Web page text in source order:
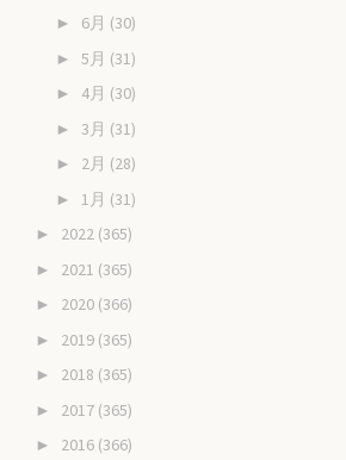
► 6月 (30)
► 5月 (31)
► 4月 (30)
► 3月 (31)
► 2月 (28)
► 1月 (31)
► 2022 (365)
► 2021 (365)
► 2020 (366)
► 2019 (365)
► 2018 (365)
► 2017 (365)
► 2016 (366)